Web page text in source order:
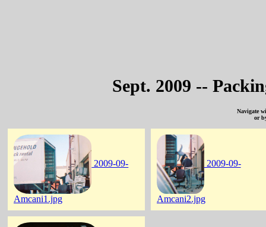
Sept. 2009 --
Navigate
or
2009-09-
Amcani1.jpg
2009-09-
Amcani2.jpg